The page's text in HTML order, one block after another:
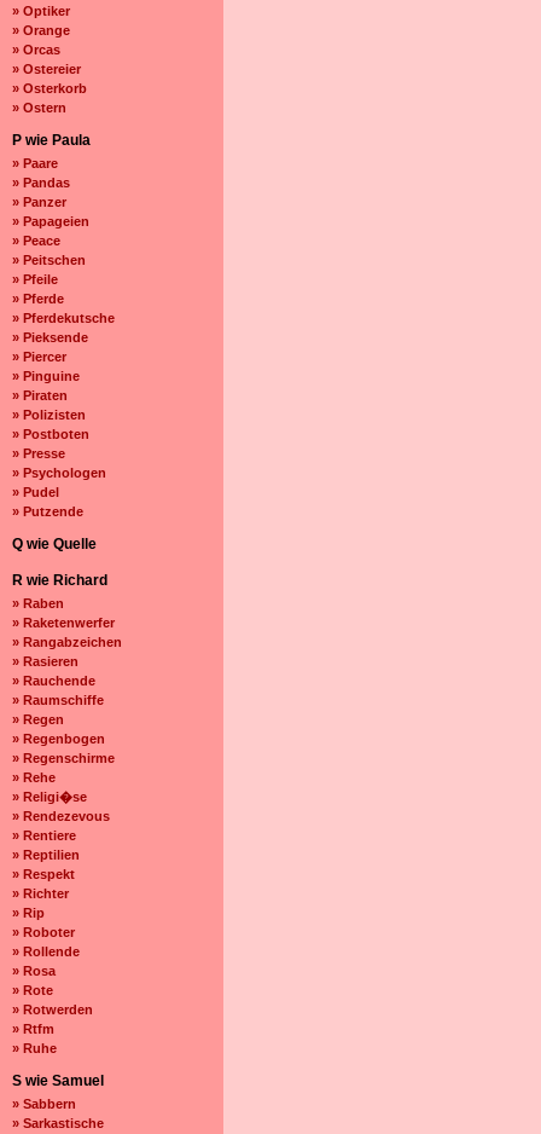
» Optiker
» Orange
» Orcas
» Ostereier
» Osterkorb
» Ostern
P wie Paula
» Paare
» Pandas
» Panzer
» Papageien
» Peace
» Peitschen
» Pfeile
» Pferde
» Pferdekutsche
» Pieksende
» Piercer
» Pinguine
» Piraten
» Polizisten
» Postboten
» Presse
» Psychologen
» Pudel
» Putzende
Q wie Quelle
R wie Richard
» Raben
» Raketenwerfer
» Rangabzeichen
» Rasieren
» Rauchende
» Raumschiffe
» Regen
» Regenbogen
» Regenschirme
» Rehe
» Religi�se
» Rendezevous
» Rentiere
» Reptilien
» Respekt
» Richter
» Rip
» Roboter
» Rollende
» Rosa
» Rote
» Rotwerden
» Rtfm
» Ruhe
S wie Samuel
» Sabbern
» Sarkastische